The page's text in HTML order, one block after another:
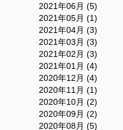
2021年06月 (5)
2021年05月 (1)
2021年04月 (3)
2021年03月 (3)
2021年02月 (3)
2021年01月 (4)
2020年12月 (4)
2020年11月 (1)
2020年10月 (2)
2020年09月 (2)
2020年08月 (5)